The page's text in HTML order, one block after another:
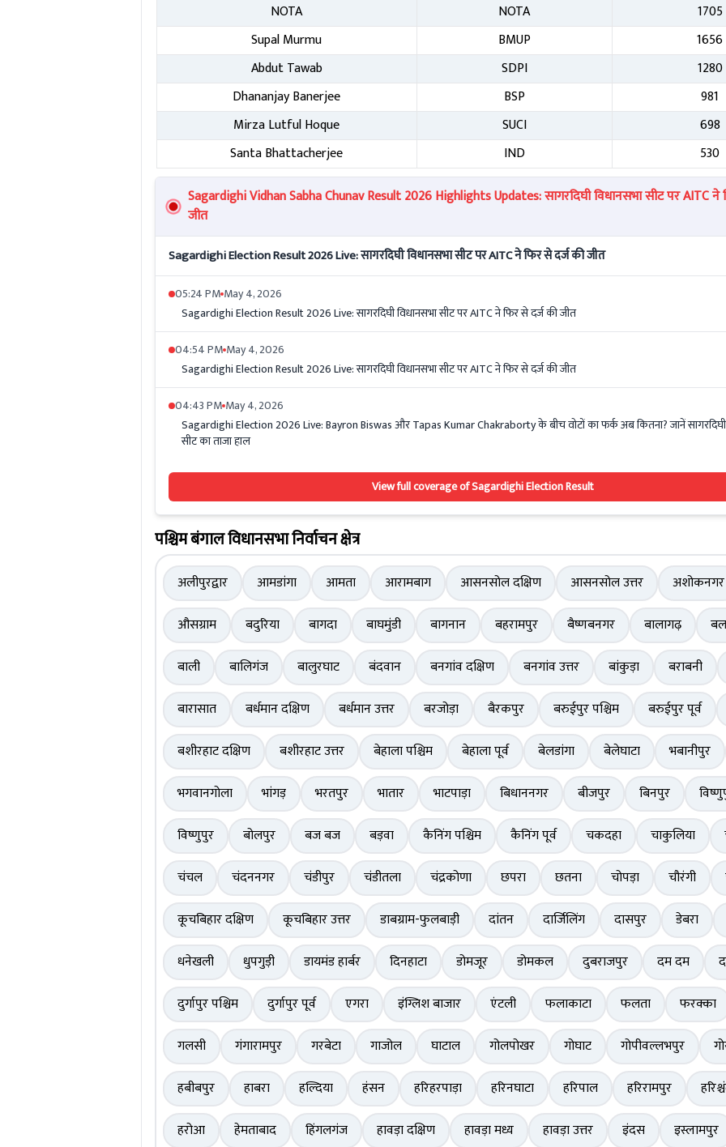
NOTA
NOTA
1705
Supal Murmu
BMUP
1656
Abdut Tawab
SDPI
1280
Dhananjay Banerjee
BSP
981
Mirza Lutful Hoque
SUCI
698
Santa Bhattacherjee
IND
530
Sagardighi Vidhan Sabha Chunav Result 2026 Highlights Updates: सागरदिघी विधानसभा सीट पर AITC ने
जीत
Sagardighi Election Result 2026 Live: सागरदिघी विधानसभा सीट पर AITC ने फिर से दर्ज की जीत
05:24 PMMay 4, 2026
Sagardighi Election Result 2026 Live: सागरदिघी विधानसभा सीट पर AITC ने फिर से दर्ज की जीत
04:54 PMMay 4, 2026
Sagardighi Election Result 2026 Live: सागरदिघी विधानसभा सीट पर AITC ने फिर से दर्ज की जीत
04:43 PMMay 4, 2026
Sagardighi Election 2026 Live: Bayron Biswas और Tapas Kumar Chakraborty के बीच वोटों का फर्क अब कितना? जानें सागरदिघी
सीट का ताजा हाल
View full coverage of Sagardighi Election Result
पश्चिम बंगाल विधानसभा निर्वाचन क्षेत्र
अलीपुरद्वार आमडांगा आमता आरामबाग आसनसोल दक्षिण आसनसोल उत्तर
अशोकनगर
औसग्राम
बदुरिया बागदा बाघमुंडी बागनान बहरामपुर बैष्णबनगर बालागढ़
बाली
बालिगंज बालुरघाट बंदवान बनगांव दक्षिण बनगांव उत्तर बांकुड़ा बराबनी
बारासात
बर्धमान दक्षिण बर्धमान उत्तर बरजोड़ा बैरकपुर बरुईपुर पश्चिम बरुईपुर पूर्व
बशीरहाट दक्षिण
बशीरहाट उत्तर बेहाला पश्चिम बेहाला पूर्व बेलडांगा बेलेघाटा भबानीपुर
भगवानगोला
भांगड़ भरतपुर भातार भाटपाड़ा बिधाननगर बीजपुर बिनपुर
विष्णुपुर
बोलपुर बज बज बड़वा कैनिंग पश्चिम कैनिंग पूर्व चकदहा चाकुलिया
चंचल
चंदननगर चंडीपुर चंडीतला चंद्रकोणा छपरा छतना चोपड़ा चौरंगी
कूचबिहार दक्षिण
कूचबिहार उत्तर डाबग्राम-फुलबाड़ी दांतन दार्जिलिंग दासपुर डेबरा
धनेखली
धुपगुड़ी डायमंड हार्बर दिनहाटा डोमजूर डोमकल दुबराजपुर दम दम
दुर्गापुर पश्चिम
दुर्गापुर पूर्व एगरा इंग्लिश बाजार एंटली फलाकाटा फलता फरक्का
गलसी
गंगारामपुर गरबेटा गाजोल घाटाल गोलपोखर गोघाट गोपीवल्लभपुर
हबीबपुर
हाबरा हल्दिया हंसन हरिहरपाड़ा हरिनघाटा हरिपाल हरिरामपुर
हरोआ
हेमताबाद हिंगलगंज हावड़ा दक्षिण हावड़ा मध्य हावड़ा उत्तर इंदस इस्लामपुर